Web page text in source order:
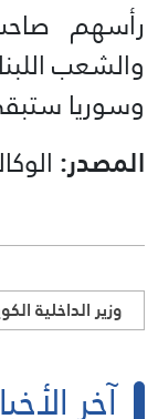
رأسهم
والشعب
وسوريا
المصدر:
وزير الداخلية
آخر